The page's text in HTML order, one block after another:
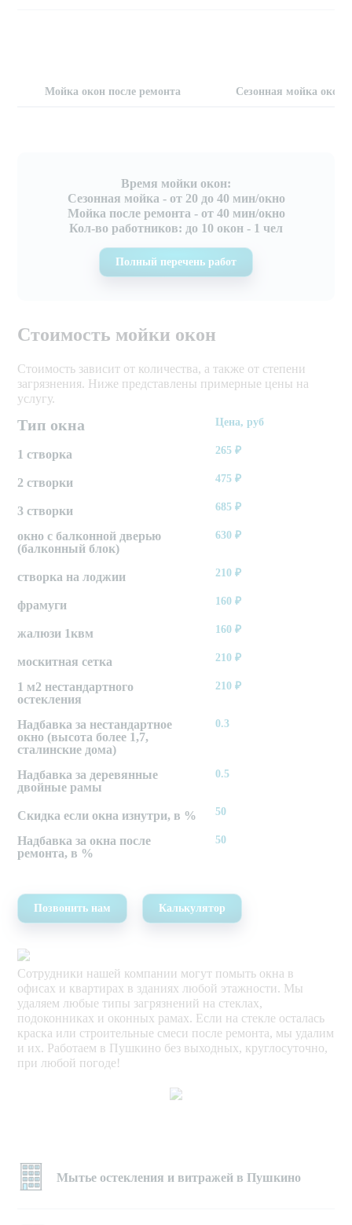
Мойка окон после ремонта Сезонная мойка окон
Время мойки окон:
Сезонная мойка - от 20 до 40 мин/окно
Мойка после ремонта - от 40 мин/окно
Кол-во работников: до 10 окон - 1 чел
Полный перечень работ
Стоимость мойки окон
Стоимость зависит от количества, а также от степени
загрязнения. Ниже представлены примерные цены на
услугу.
Тип окна Цена, руб
1 створка 265 ₽
2 створки 475₽
3 створки 685 ₽
окно с балконной дверью
(балконный блок)
630 ₽
створка на лоджии 210 ₽
фрамуги 160 ₽
жалюзи 1квм 160 ₽
москитная сетка 210 ₽
1 м2 нестандартного
остекления
210 ₽
Надбавка за нестандартное
окно (высота более 1,7,
сталинские дома)
0.3
Надбавка за деревянные
двойные рамы
0.5
Скидка если окна изнутри, в % 50
Надбавка за окна после
ремонта, в %
50
Позвонить нам Калькулятор
Сотрудники нашей компании могут помыть окна в
офисах и квартирах в зданиях любой этажности. Мы
удаляем любые типы загрязнений на стеклах,
подоконниках и оконных рамах. Если на стекле осталась
краска или строительные смеси после ремонта, мы удалим
и их. Работаем в Пушкино без выходных, круглосуточно,
при любой погоде!
Мытье остекления и витражей в Пушкино